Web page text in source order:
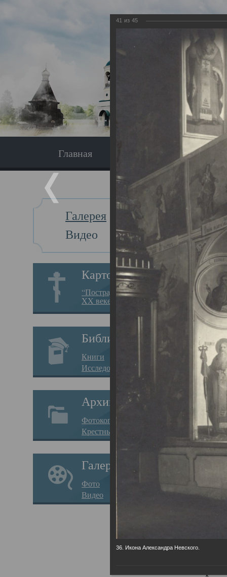
Главная Экскурсия
Галерея
Видео
Картотека
“Пострадавшие за веру в
XX веке на Севере”
Библиотека
Книги
Исследования
Архив
Фотокопии дел
Крестные ходы
Галерея
Фото
Видео
Главная
41 из 45
36. Икона Александра Невского.